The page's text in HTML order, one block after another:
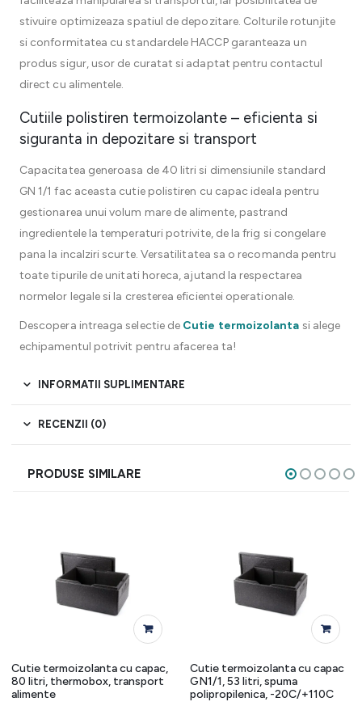
stivuire optimizeaza spatiul de depozitare. Colturile rotunjite
si conformitatea cu standardele HACCP garanteaza un
produs sigur, usor de curatat si adaptat pentru contactul
direct cu alimentele.
Cutiile polistiren termoizolante – eficienta si
siguranta in depozitare si transport
Capacitatea generoasa de 40 litri si dimensiunile standard
GN 1/1 fac aceasta cutie polistiren cu capac ideala pentru
gestionarea unui volum mare de alimente, pastrand
ingredientele la temperaturi potrivite, de la frig si congelare
pana la incalziri scurte. Versatilitatea sa o recomanda pentru
toate tipurile de unitati horeca, ajutand la respectarea
normelor legale si la cresterea eficientei operationale.
Descopera intreaga selectie de Cutie termoizolanta si alege
echipamentul potrivit pentru afacerea ta!
INFORMATII SUPLIMENTARE
RECENZII (0)
PRODUSE SIMILARE
Cutie termoizolanta cu capac,
80 litri, thermobox, transport
alimente
Cutie termoizolanta cu capac
GN1/1, 53 litri, spuma
polipropilenica, -20C/+110C